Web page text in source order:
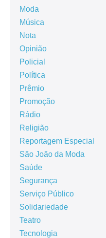
Moda
Música
Nota
Opinião
Policial
Política
Prêmio
Promoção
Rádio
Religião
Reportagem Especial
São João da Moda
Saúde
Segurança
Serviço Público
Solidariedade
Teatro
Tecnologia